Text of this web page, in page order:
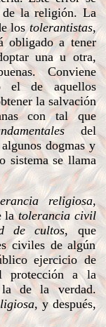
de la religión. La
lostolerantistas,
obligado a tener
una u otra,
Conviene
el de aquellos
la salvación
con tal que
del
dogmas y
sistema se llama
religiosa,
latolerancia civil
de cultos, que
civiles de algún
ejercicio de
protección a la
de la verdad.
, y después,